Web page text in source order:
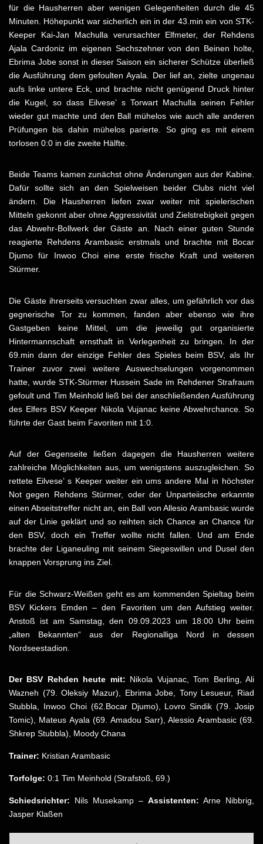
für die Hausherren aber wenigen Gelegenheiten durch die 45
Minuten. Höhepunkt war sicherlich ein in der 43.min ein von STK-
Keeper Kai-Jan Machulla verursachter Elfmeter, der Rehdens
Ajala Cardoniz im eigenen Sechszehner von den Beinen holte,
Ebrima Jobe sonst in dieser Saison ein sicherer Schütze überließ
die Ausführung dem gefoulten Ayala. Der lief an, zielte ungenau
aufs linke untere Eck, und brachte nicht genügend Druck hinter
die Kugel, so dass Eilvese’ s Torwart Machulla seinen Fehler
wieder gut machte und den Ball mühelos wie auch alle anderen
Prüfungen bis dahin mühelos parierte. So ging es mit einem
torlosen 0:0 in die zweite Hälfte.
Beide Teams kamen zunächst ohne Änderungen aus der Kabine.
Dafür sollte sich an den Spielweisen beider Clubs nicht viel
ändern. Die Hausherren liefen zwar weiter mit spielerischen
Mitteln gekonnt aber ohne Aggressivität und Zielstrebigkeit gegen
das Abwehr-Bollwerk der Gäste an. Nach einer guten Stunde
reagierte Rehdens Arambasic erstmals und brachte mit Bocar
Djumo für Inwoo Choi eine erste frische Kraft und weiteren
Stürmer.
Die Gäste ihrerseits versuchten zwar alles, um gefährlich vor das
gegnerische Tor zu kommen, fanden aber ebenso wie ihre
Gastgeben keine Mittel, um die jeweilig gut organisierte
Hintermannschaft ernsthaft in Verlegenheit zu bringen. In der
69.min dann der einzige Fehler des Spieles beim BSV, als Ihr
Trainer zuvor zwei weitere Auswechselungen vorgenommen
hatte, wurde STK-Stürmer Hussein Sade im Rehdener Strafraum
gefoult und Tim Meinhold ließ bei der anschließenden Ausführung
des Elfers BSV Keeper Nikola Vujanac keine Abwehrchance. So
führte der Gast beim Favoriten mit 1:0.
Auf der Gegenseite ließen dagegen die Hausherren weitere
zahlreiche Möglichkeiten aus, um wenigstens auszugleichen. So
rettete Eilvese’ s Keeper weiter ein ums andere Mal in höchster
Not gegen Rehdens Stürmer, oder der Unparteiische erkannte
einen Abseitstreffer nicht an, ein Ball von Allesio Arambasic wurde
auf der Linie geklärt und so reihten sich Chance an Chance für
den BSV, doch ein Treffer wollte nicht fallen. Und am Ende
brachte der Liganeuling mit seinem Siegeswillen und Dusel den
knappen Vorsprung ins Ziel.
Für die Schwarz-Weißen geht es am kommenden Spieltag beim
BSV Kickers Emden – den Favoriten um den Aufstieg weiter.
Anstoß ist am Samstag, den 09.09.2023 um 18:00 Uhr beim
„alten Bekannten“ aus der Regionalliga Nord in dessen
Nordseestadion.
Der BSV Rehden heute mit: Nikola Vujanac, Tom Berling, Ali
Wazneh (79. Oleksiy Mazur), Ebrima Jobe, Tony Lesueur, Riad
Stubbla, Inwoo Choi (62.Bocar Djumo), Lovro Sindik (79. Josip
Tomic), Mateus Ayala (69. Amadou Sarr), Alessio Arambasic (69.
Shkrep Stubbla), Moody Chana
Trainer: Kristian Arambasic
Torfolge: 0:1 Tim Meinhold (Strafstoß, 69.)
Schiedsrichter: Nils Musekamp – Assistenten: Arne Nibbrig,
Jasper Klaßen